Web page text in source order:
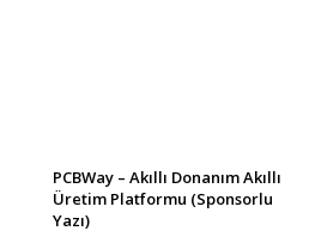
PCBWay – Akıllı Donanım Akıllı
Üretim Platformu (Sponsorlu
Yazı)